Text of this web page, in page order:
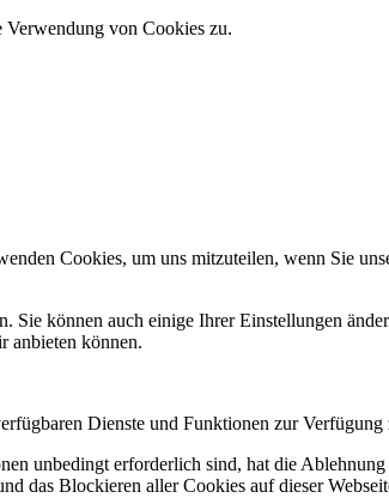
Verwendung von Cookies zu.
Cookies, um uns mitzuteilen, wenn Sie
können auch einige Ihrer Einstellungen
anbieten können.
Dienste und Funktionen zur Verfügung
unbedingt erforderlich sind, hat die
das Blockieren aller Cookies auf dieser